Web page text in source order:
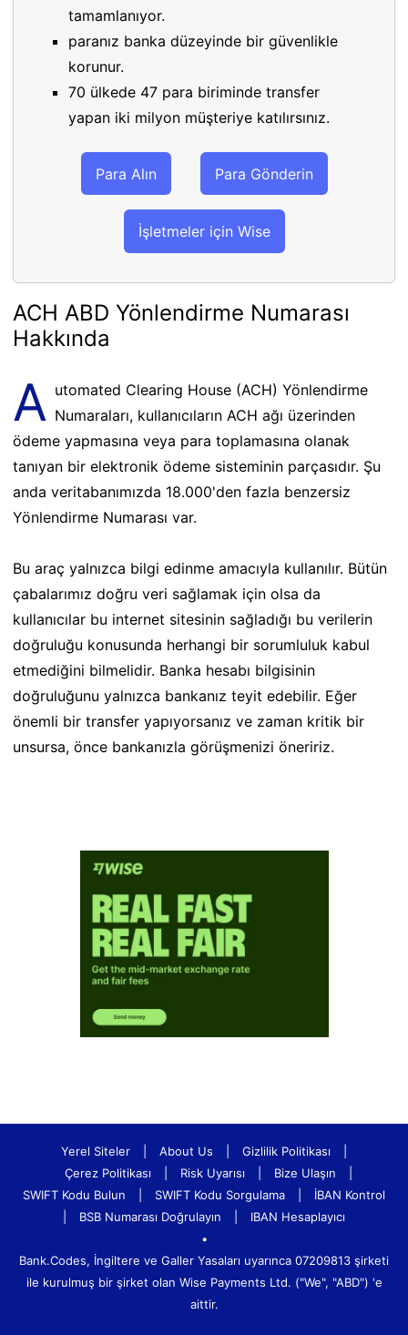
tamamlanıyor.
paranız banka düzeyinde bir güvenlikle
korunur.
70 ülkede 47 para biriminde transfer
yapan iki milyon müşteriye katılırsınız.
Para Alın Para Gönderin
İşletmeler için Wise
ACH ABD Yönlendirme Numarası
Hakkında
A utomated Clearing House (ACH) Yönlendirme
Numaraları, kullanıcıların ACH ağı üzerinden
ödeme yapmasına veya para toplamasına olanak
tanıyan bir elektronik ödeme sisteminin parçasıdır. Şu
anda veritabanımızda 18.000'den fazla benzersiz
Yönlendirme Numarası var.
Bu araç yalnızca bilgi edinme amacıyla kullanılır. Bütün
çabalarımız doğru veri sağlamak için olsa da
kullanıcılar bu internet sitesinin sağladığı bu verilerin
doğruluğu konusunda herhangi bir sorumluluk kabul
etmediğini bilmelidir. Banka hesabı bilgisinin
doğruluğunu yalnızca bankanız teyit edebilir. Eğer
önemli bir transfer yapıyorsanız ve zaman kritik bir
unsursa, önce bankanızla görüşmenizi öneririz.
Yerel Siteler About Us Gizlilik Politikası
Çerez Politikası
Risk Uyarısı Bize Ulaşın
SWIFT Kodu Bulun
SWIFT Kodu Sorgulama
İBAN Kontrol
BSB Numarası Doğrulayın
IBAN Hesaplayıcı
•
Bank.Codes, İngiltere ve Galler Yasaları uyarınca 07209813 şirketi
ile kurulmuş bir şirket olan Wise Payments Ltd. ("We", "ABD") 'e
aittir.